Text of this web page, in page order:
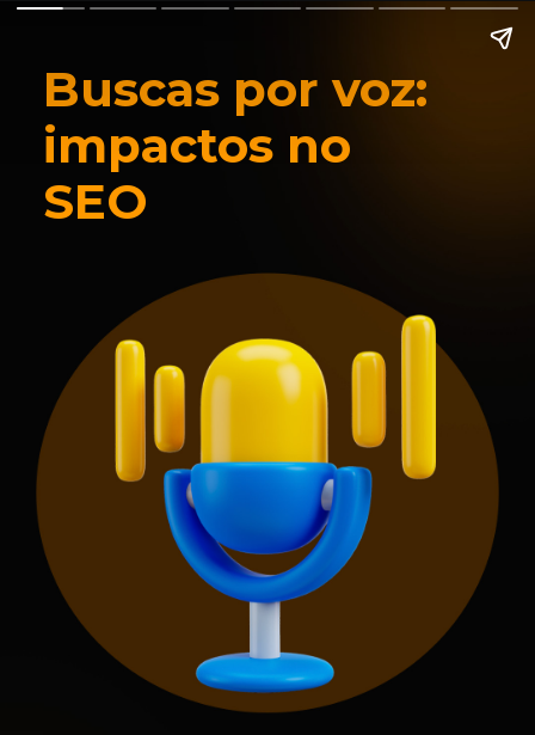
Buscas por voz:
impactos no
SEO